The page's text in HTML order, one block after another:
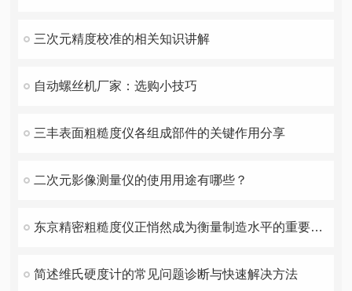
三次元精度校准的相关知识讲解
自动螺丝机厂家：选购小技巧
三丰表面粗糙度仪各组成部件的关键作用分享
二次元影像测量仪的使用用途有哪些？
东京精密粗糙度仪正悄然成为衡量制造水平的重要标尺
简述维氏硬度计的常见问题诊断与快速解决方法